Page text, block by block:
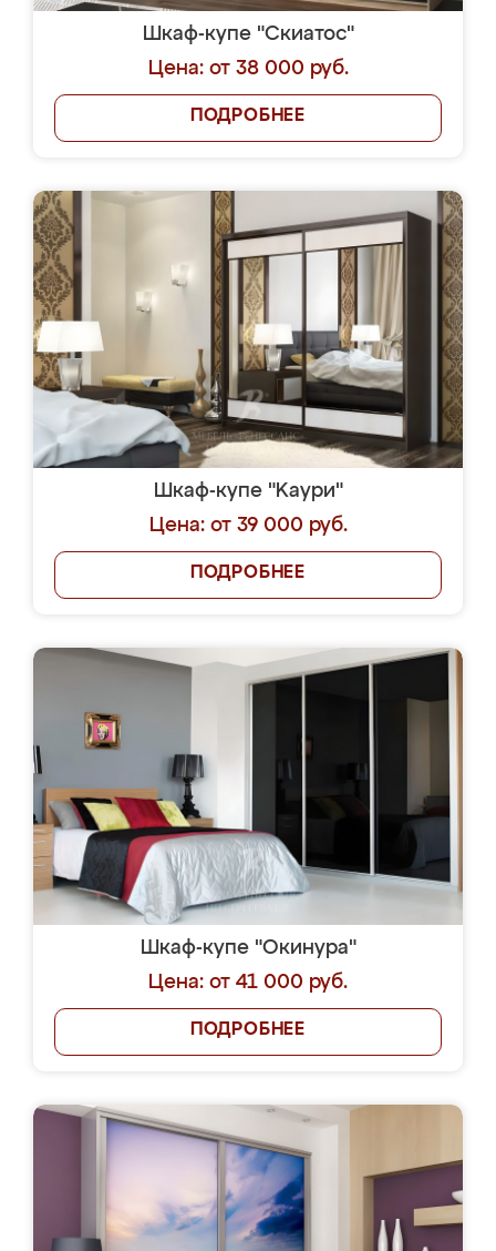
Шкаф-купе "Скиатос"
Цена: от 38 000 руб.
ПОДРОБНЕЕ
Шкаф-купе "Kaури"
Цена: от 39 000 руб.
ПОДРОБНЕЕ
Шкаф-купе "Окинура"
Цена: от 41 000 руб.
ПОДРОБНЕЕ